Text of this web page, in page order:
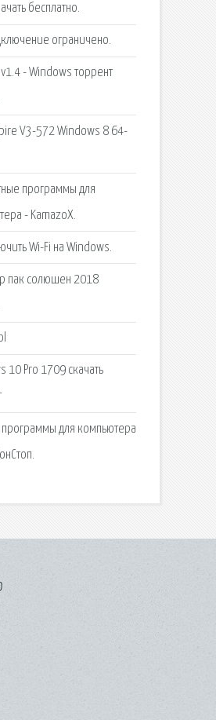
бесплатно.
ограничено.
v1.4 - Windows торрент
V3-572 Windows 8 64-
программы для
- KamazoX.
Wi-Fi на Windows.
пак солюшен 2018
10 Pro 1709 скачать
программы для компьютера